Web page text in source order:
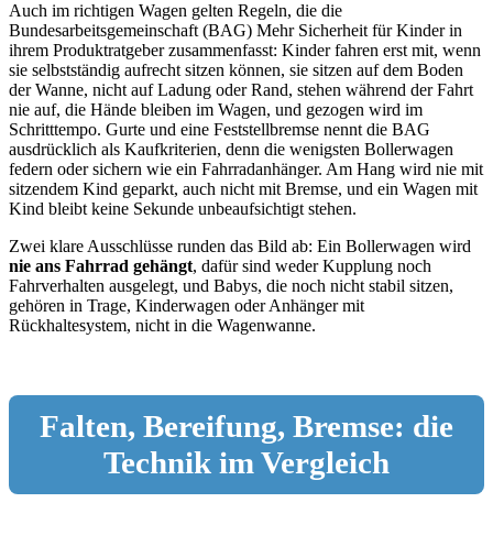
Auch im richtigen Wagen gelten Regeln, die die
Bundesarbeitsgemeinschaft (BAG) Mehr Sicherheit für Kinder in
ihrem Produktratgeber zusammenfasst: Kinder fahren erst mit, wenn
sie selbstständig aufrecht sitzen können, sie sitzen auf dem Boden
der Wanne, nicht auf Ladung oder Rand, stehen während der Fahrt
nie auf, die Hände bleiben im Wagen, und gezogen wird im
Schritttempo. Gurte und eine Feststellbremse nennt die BAG
ausdrücklich als Kaufkriterien, denn die wenigsten Bollerwagen
federn oder sichern wie ein Fahrradanhänger. Am Hang wird nie mit
sitzendem Kind geparkt, auch nicht mit Bremse, und ein Wagen mit
Kind bleibt keine Sekunde unbeaufsichtigt stehen.
Zwei klare Ausschlüsse runden das Bild ab: Ein Bollerwagen wird
nie ans Fahrrad gehängt, dafür sind weder Kupplung noch
Fahrverhalten ausgelegt, und Babys, die noch nicht stabil sitzen,
gehören in Trage, Kinderwagen oder Anhänger mit
Rückhaltesystem, nicht in die Wagenwanne.
Falten, Bereifung, Bremse: die
Technik im Vergleich